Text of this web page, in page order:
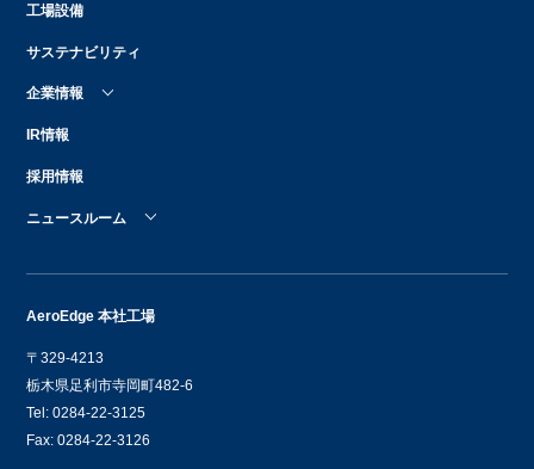
工場設備
サステナビリティ
企業情報
IR情報
採用情報
ニュースルーム
AeroEdge 本社工場
〒329-4213
栃木県足利市寺岡町482-6
Tel: 0284-22-3125
Fax: 0284-22-3126